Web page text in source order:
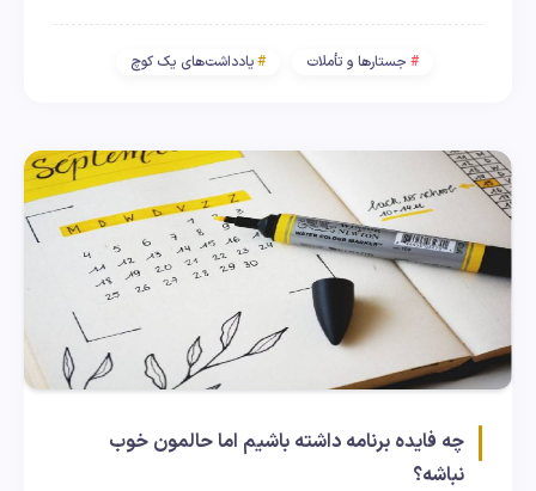
جستارها و تأملات یادداشت‌های یک کوچ
چه فایده برنامه داشته باشیم اما حالمون خوب
نباشه؟